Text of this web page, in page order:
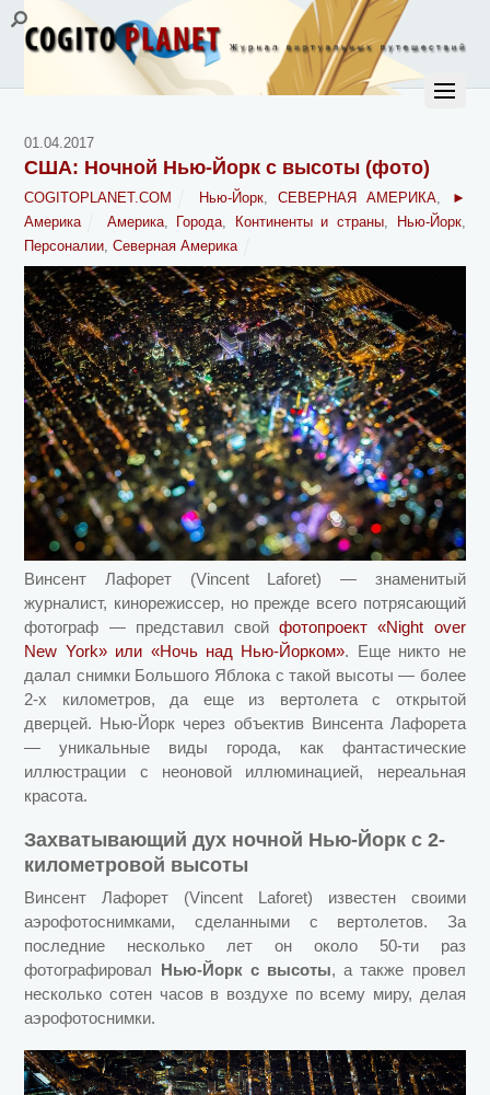
01.04.2017
США: Ночной Нью-Йорк с высоты (фото)
COGITOPLANET.COM Нью-Йорк,СЕВЕРНАЯ АМЕРИКА,
►
Америка
Америка, Города, Континенты и страны, Нью-Йорк,
Персоналии,Северная Америка
Винсент Лафорет (Vincent Laforet) — знаменитый
журналист, кинорежиссер, но прежде всего потрясающий
фотограф — представил свойфотопроект «Night over
New York» или «Ночь над Нью-Йорком». Еще никто не
далал снимки Большого Яблока с такой высоты — более
2-х километров, да еще из вертолета с открытой
дверцей. Нью-Йорк через объектив Винсента Лафорета
— уникальные виды города, как фантастические
иллюстрации с неоновой иллюминацией, нереальная
красота.
Захватывающий дух ночной Нью-Йорк с 2-
километровой высоты
Винсент Лафорет (Vincent Laforet) известен своими
аэрофотоснимками, сделанными с вертолетов. За
последние несколько лет он около 50-ти раз
фотографировал
Нью-Йорк с высоты, а также провел
несколько сотен часов в воздухе по всему миру, делая
аэрофотоснимки.